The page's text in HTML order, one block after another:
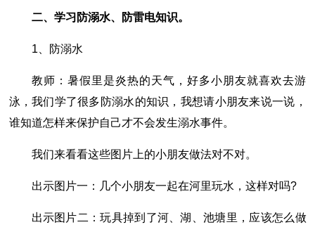
二、学习防溺水、防雷电知识。
1、防溺水
教师：暑假里是炎热的天气，好多小朋友就喜欢去游
泳，我们学了很多防溺水的知识，我想请小朋友来说一说，
谁知道怎样来保护自己才不会发生溺水事件。
我们来看看这些图片上的小朋友做法对不对。
出示图片一：几个小朋友一起在河里玩水，这样对吗?
出示图片二：玩具掉到了河、湖、池塘里，应该怎么做